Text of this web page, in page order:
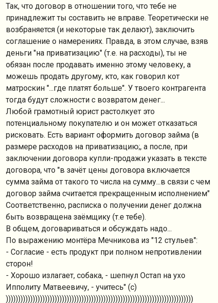
Так, что договор в отношении того, что тебе не
принадлежит ты составить не вправе. Теоретически не
возбраняется (и некоторые так делают), заключить
соглашение о намерениях. Правда, в этом случае, взяв
деньги "на приватизацию" (т.е. на расходы), ты не
обязан после продавать именно этому человеку, а
можешь продать другому, кто, как говорил кот
матроскин "...где платят больше". У твоего контрагента
тогда будут сложности с возвратом денег...
Любой грамотный юрист растолкует это
потенциальному покупателю и он может отказаться
рисковать. Есть вариант оформить договор займа (в
размере расходов на приватизацию;, а после, при
заключении договора купли-продажи указать в тексте
договора, что "в зачёт цены договора включается
сумма займа от такого то числа на сумму...в связи с чем
договор займа считается прекращенным исполнением"
Соответственно, расписка о получении денег должна
быть возвращена заёмщику (т.е тебе).
В общем, договариваться и обсуждать надо...
По выражению монтёра Мечникова из "12 стульев":
- Согласие - есть продукт при полном непротивлении
сторон!
- Хорошо излагает, собака, - шепнул Остап на ухо
Ипполиту Матвеевичу, - учитесь" (с)
)))))))))))))))))))))))))))))))))))))))))))))))))))))))))))))))))))))))))))))